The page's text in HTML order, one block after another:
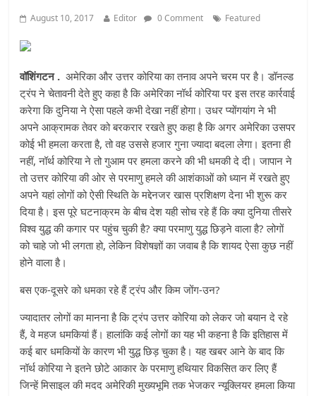
August 10, 2017 Editor 0 Comment Featured
वॉशिंगटन . अमेरिका और उत्तर कोरिया का तनाव अपने चरम पर है। डॉनल्ड
ट्रंप ने चेतावनी देते हुए कहा है कि अमेरिका नॉर्थ कोरिया पर इस तरह कार्रवाई
करेगा कि दुनिया ने ऐसा पहले कभी देखा नहीं होगा। उधर प्योंगयांग ने भी
अपने आक्रामक तेवर को बरकरार रखते हुए कहा है कि अगर अमेरिका उसपर
कोई भी हमला करता है, तो वह उससे हजार गुना ज्यादा बदला लेगा। इतना ही
नहीं, नॉर्थ कोरिया ने तो गुआम पर हमला करने की भी धमकी दे दी। जापान ने
तो उत्तर कोरिया की ओर से परमाणु हमले की आशंकाओं को ध्यान में रखते हुए
अपने यहां लोगों को ऐसी स्थिति के मद्देनजर खास प्रशिक्षण देना भी शुरू कर
दिया है। इस पूरे घटनाक्रम के बीच देश यही सोच रहे हैं कि क्या दुनिया तीसरे
विश्व युद्ध की कगार पर पहुंच चुकी है? क्या परमाणु युद्ध छिड़ने वाला है? लोगों
को चाहे जो भी लगता हो, लेकिन विशेषज्ञों का जवाब है कि शायद ऐसा कुछ नहीं
होने वाला है।
बस एक-दूसरे को धमका रहे हैं ट्रंप और किम जोंग-उन?
ज्यादातर लोगों का मानना है कि ट्रंप उत्तर कोरिया को लेकर जो बयान दे रहे
हैं, वे महज धमकियां हैं। हालांकि कई लोगों का यह भी कहना है कि इतिहास में
कई बार धमकियों के कारण भी युद्ध छिड़ चुका है। यह खबर आने के बाद कि
नॉर्थ कोरिया ने इतने छोटे आकार के परमाणु हथियार विकसित कर लिए हैं
जिन्हें मिसाइल की मदद अमेरिकी मुख्यभूमि तक भेजकर न्यूक्लियर हमला किया